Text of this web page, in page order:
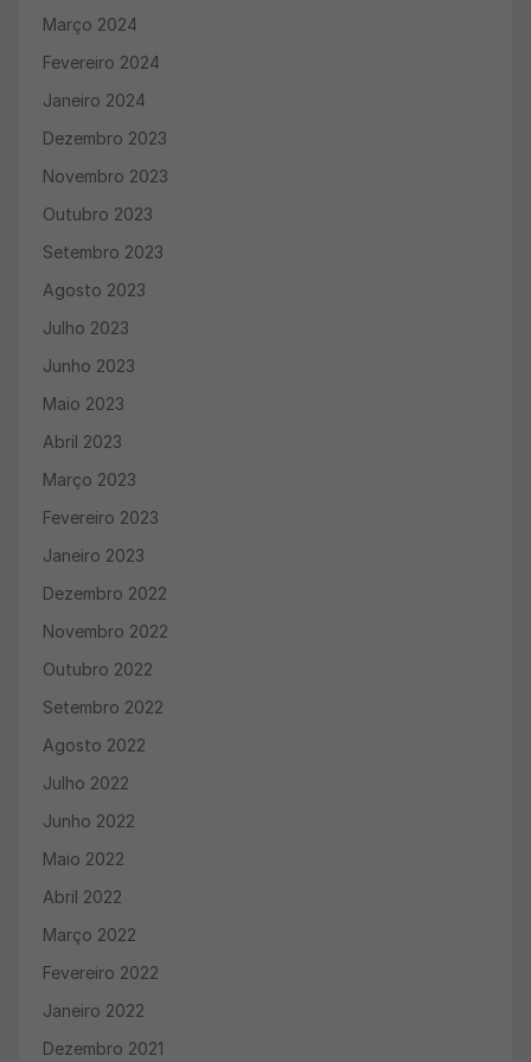
Março 2024
Fevereiro 2024
Janeiro 2024
Dezembro 2023
Novembro 2023
Outubro 2023
Setembro 2023
Agosto 2023
Julho 2023
Junho 2023
Maio 2023
Abril 2023
Março 2023
Fevereiro 2023
Janeiro 2023
Dezembro 2022
Novembro 2022
Outubro 2022
Setembro 2022
Agosto 2022
Julho 2022
Junho 2022
Maio 2022
Abril 2022
Março 2022
Fevereiro 2022
Janeiro 2022
Dezembro 2021